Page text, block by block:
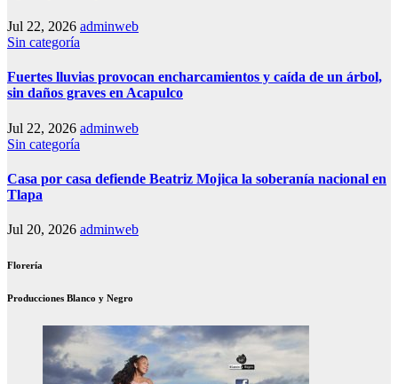
Jul 22, 2026 adminweb
Sin categoría
Fuertes lluvias provocan encharcamientos y caída de un árbol,
sin daños graves en Acapulco
Jul 22, 2026 adminweb
Sin categoría
Casa por casa defiende Beatriz Mojica la soberanía nacional en
Tlapa
Jul 20, 2026 adminweb
Florería
Producciones Blanco y Negro